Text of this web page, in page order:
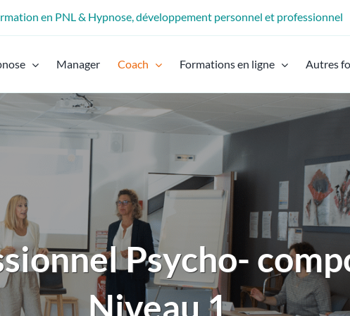
en PNL & Hypnose, développement personnel et professionnel
Manager Coach Formations en ligne Autres
Psycho-
Niveau 1